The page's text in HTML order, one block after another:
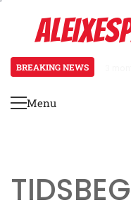
content
BREAKING NEWS
Primary
Menu